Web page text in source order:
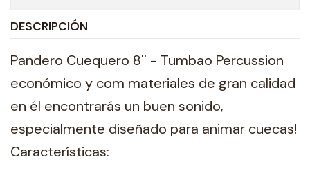
DESCRIPCIÓN
Pandero Cuequero 8'' - Tumbao Percussion
económico y com materiales de gran calidad
en él encontrarás un buen sonido,
especialmente diseñado para animar cuecas!
Características: